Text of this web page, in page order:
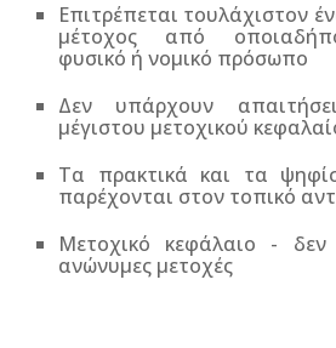
Επιτρέπεται τουλάχιστον
μέτοχος από
φυσικό ή νομικό πρόσωπο
Δεν υπάρχουν
μέγιστου μετοχικού
Τα πρακτικά και τα
παρέχονται στον τοπικό
Μετοχικό κεφάλαιο - δεν
ανώνυμες μετοχές